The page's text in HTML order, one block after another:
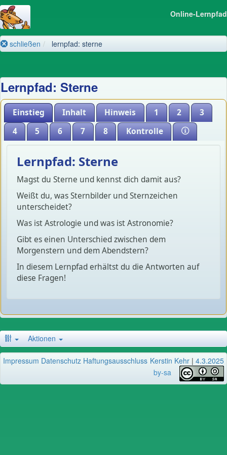
Online-Lernpfad
schließen lernpfad: sterne
Lernpfad: Sterne
Einstieg Inhalt Hinweis 1 2
3
4
5 6 7 8 Kontrolle
Lernpfad: Sterne
Magst du Sterne und kennst dich damit aus?
Weißt du, was Sternbilder und Sternzeichen
unterscheidet?
Was ist Astrologie und was ist Astronomie?
Gibt es einen Unterschied zwischen dem
Morgenstern und dem Abendstern?
In diesem Lernpfad erhältst du die Antworten auf
diese Fragen!
Aktionen
Impressum Datenschutz Haftungsausschluss Kerstin Kehr | 4.3.2025
by-sa